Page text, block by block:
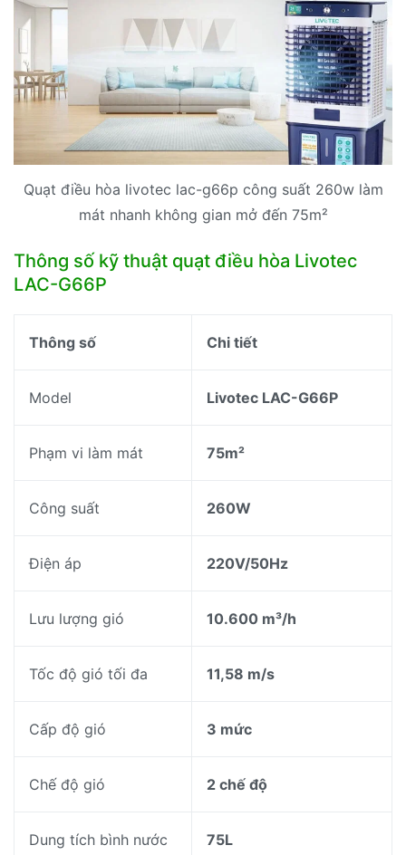
Quạt điều hòa livotec lac-g66p công suất 260w làm
mát nhanh không gian mở đến 75m²
Thông số kỹ thuật quạt điều hòa Livotec
LAC-G66P
Thông số Chi tiết
Model Livotec LAC-G66P
Phạm vi làm mát 75m²
Công suất 260W
Điện áp 220V/50Hz
Lưu lượng gió 10.600 m³/h
Tốc độ gió tối đa 11,58 m/s
Cấp độ gió 3 mức
Chế độ gió 2 chế độ
Dung tích bình nước 75L